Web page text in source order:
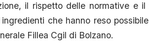
il rispetto delle normative e
che hanno reso
Fillea Cgil di Bolzano.